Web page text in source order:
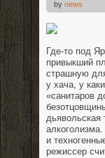
by news
Где-то под
привыкший
страшную
у хача, у
«санитаров
дьявольская
и
режиссер